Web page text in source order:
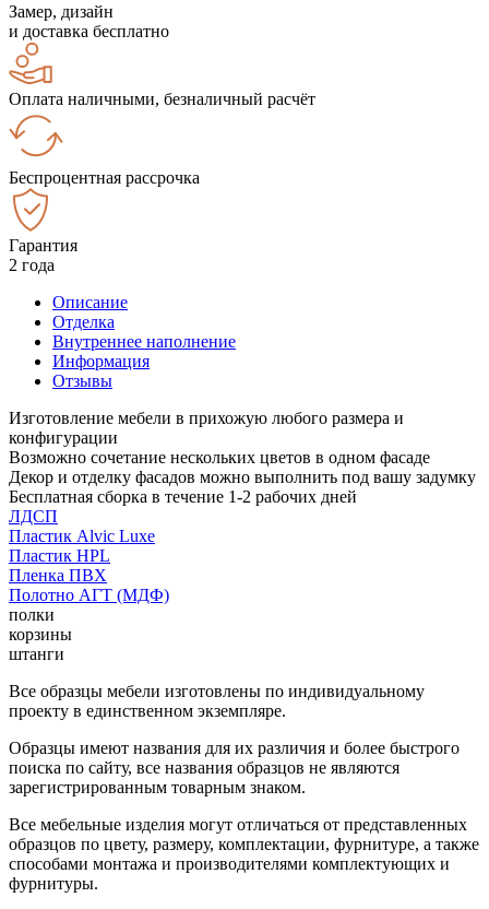
Замер, дизайн
и доставка бесплатно
Оплата наличными, безналичный расчёт
Беспроцентная рассрочка
Гарантия
2 года
Описание
Отделка
Внутреннее наполнение
Информация
Отзывы
Изготовление мебели в прихожую любого размера и
конфигурации
Возможно сочетание нескольких цветов в одном фасаде
Декор и отделку фасадов можно выполнить под вашу задумку
Бесплатная сборка в течение 1-2 рабочих дней
ЛДСП
Пластик Alvic Luxe
Пластик HPL
Пленка ПВХ
Полотно АГТ (МДФ)
полки
корзины
штанги
Все образцы мебели изготовлены по индивидуальному
проекту в единственном экземпляре.
Образцы имеют названия для их различия и более быстрого
поиска по сайту, все названия образцов не являются
зарегистрированным товарным знаком.
Все мебельные изделия могут отличаться от представленных
образцов по цвету, размеру, комплектации, фурнитуре, а также
способами монтажа и производителями комплектующих и
фурнитуры.